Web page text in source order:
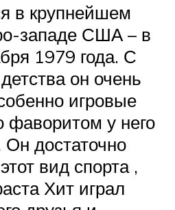
в крупнейшем
западе США – в
1979 года. С
он очень
игровые
у него
Он достаточно
вид спорта ,
Хит играл